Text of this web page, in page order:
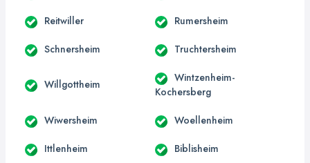
Reitwiller Rumersheim
Schnersheim Truchtersheim
Willgottheim
Wintzenheim-
Kochersberg
Wiwersheim Woellenheim
Ittlenheim Biblisheim